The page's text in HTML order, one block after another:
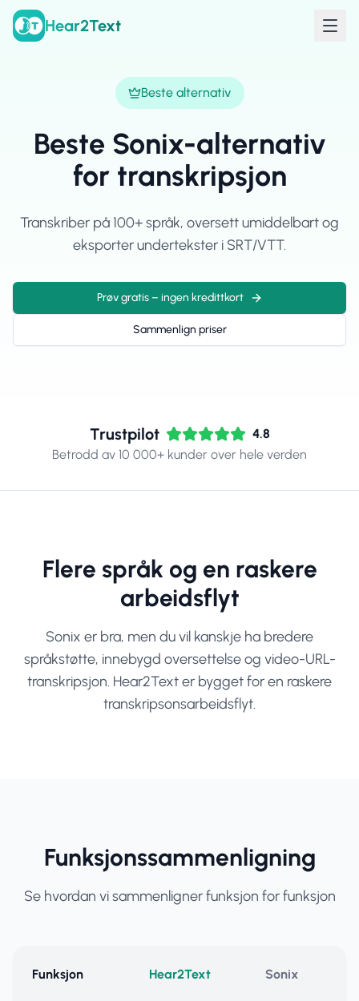
Hear2Text
Beste alternativ
Beste Sonix-alternativ
for transkripsjon
Transkriber på 100+ språk, oversett umiddelbart og
eksporter undertekster i SRT/VTT.
Prøv gratis – ingen kredittkort
Sammenlign priser
Trustpilot
4.8
Betrodd av 10 000+ kunder over hele verden
Flere språk og en raskere
arbeidsflyt
Sonix er bra, men du vil kanskje ha bredere
språkstøtte, innebygd oversettelse og video-URL-
transkripsjon. Hear2Text er bygget for en raskere
transkripsonsarbeidsflyt.
Funksjonssammenligning
Se hvordan vi sammenligner funksjon for funksjon
Funksjon Hear2Text Sonix